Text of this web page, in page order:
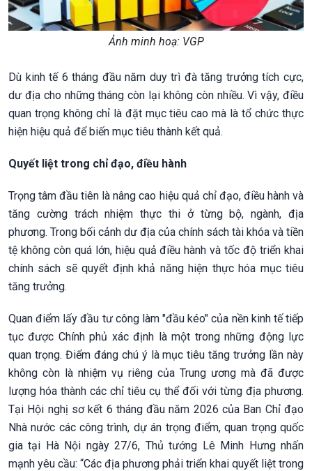
Ảnh minh hoạ: VGP
Dù kinh tế 6 tháng đầu năm duy trì đà tăng trưởng tích cực,
dư địa cho những tháng còn lại không còn nhiều. Vì vậy, điều
quan trọng không chỉ là đặt mục tiêu cao mà là tổ chức thực
hiện hiệu quả để biến mục tiêu thành kết quả.
Quyết liệt trong chỉ đạo, điều hành
Trọng tâm đầu tiên là nâng cao hiệu quả chỉ đạo, điều hành và
tăng cường trách nhiệm thực thi ở từng bộ, ngành, địa
phương. Trong bối cảnh dư địa của chính sách tài khóa và tiền
tệ không còn quá lớn, hiệu quả điều hành và tốc độ triển khai
chính sách sẽ quyết định khả năng hiện thực hóa mục tiêu
tăng trưởng.
Quan điểm lấy đầu tư công làm "đầu kéo" của nền kinh tế tiếp
tục được Chính phủ xác định là một trong những động lực
quan trọng. Điểm đáng chú ý là mục tiêu tăng trưởng lần này
không còn là nhiệm vụ riêng của Trung ương mà đã được
lượng hóa thành các chỉ tiêu cụ thể đối với từng địa phương.
Tại Hội nghị sơ kết 6 tháng đầu năm 2026 của Ban Chỉ đạo
Nhà nước các công trình, dự án trọng điểm, quan trọng quốc
gia tại Hà Nội ngày 27/6, Thủ tướng Lê Minh Hưng nhấn
mạnh yêu cầu: “Các địa phương phải triển khai quyết liệt trong